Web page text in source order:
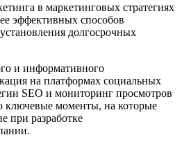
в маркетинговых стратегиях
эффективных способов
долгосрочных
и информативного
на платформах социальных
SEO и мониторинг просмотров
ключевые моменты, на которые
при разработке